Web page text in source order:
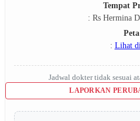
Tempat
: Rs Hermina
Peta
: Lihat
Jadwal dokter tidak sesuai
LAPORKAN